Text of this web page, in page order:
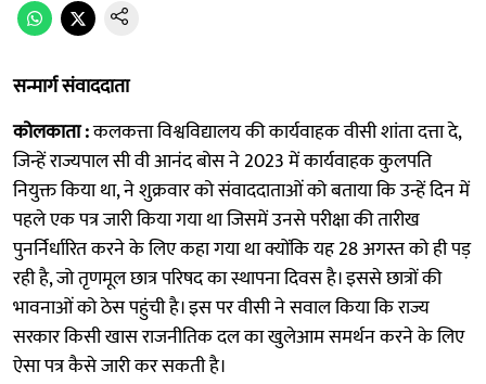
सन्मार्ग संवाददाता
कोलकाता :कलकत्ता विश्वविद्यालय की कार्यवाहक वीसीशांतादत्ता दे,
जिन्हें राज्यपाल सी वी आनंद बोस ने 2023 में कार्यवाहक कुलपति
नियुक्त किया था, ने शुक्रवार को संवाददाताओं को बताया कि उन्हें दिन में
पहले एक पत्र जारी किया गया था जिसमें उनसे परीक्षा की तारीख
पुनर्निर्धारित करने के लिए कहा गया था क्योंकि यह 28 अगस्त को ही पड़
रही है, जो तृणमूल छात्र परिषद का स्थापना दिवस है। इससे छात्रों की
भावनाओं को ठेस पहुंची है। इस पर वीसी ने सवाल किया कि राज्य
सरकार किसी खास राजनीतिक दल का खुलेआम समर्थन करने के लिए
ऐसा पत्र कैसे जारी कर सकती है।